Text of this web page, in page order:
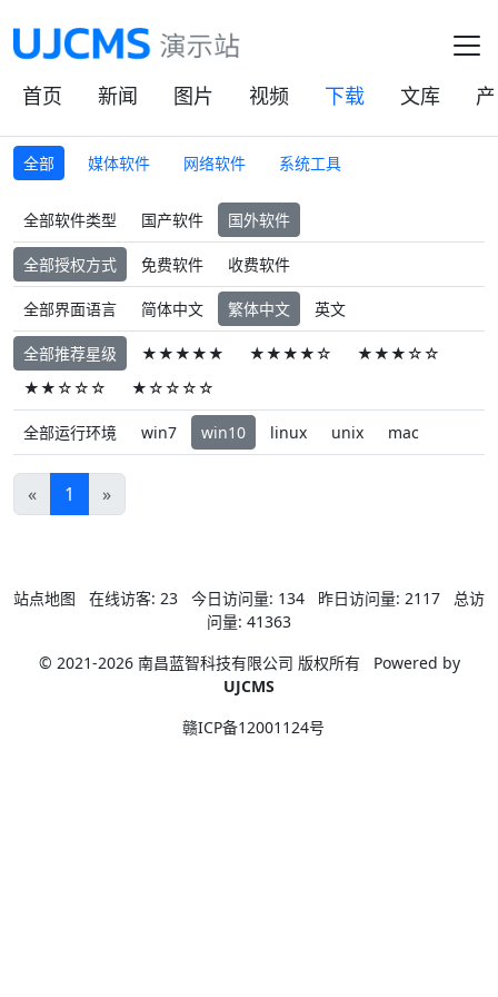
首页 新闻 图片 视频 下载 文库
全部 媒体软件 网络软件 系统工具
全部软件类型 国产软件 国外软件
全部授权方式 免费软件 收费软件
全部界面语言 简体中文 繁体中文 英文
全部推荐星级 ★★★★★ ★★★★☆
★★★☆☆
★★☆☆☆
★☆☆☆☆
全部运行环境 win7 win10 linux unix mac
« 1 »
站点地图 在线访客: 23 今日访问量: 134 昨日访问量: 2117
总访
问量: 41363
© 2021-2026 南昌蓝智科技有限公司 版权所有
Powered by
UJCMS
赣ICP备12001124号